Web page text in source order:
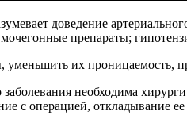
доведение
препараты;
уменьшить их проницаемость,
необходима
с операцией, откладывание